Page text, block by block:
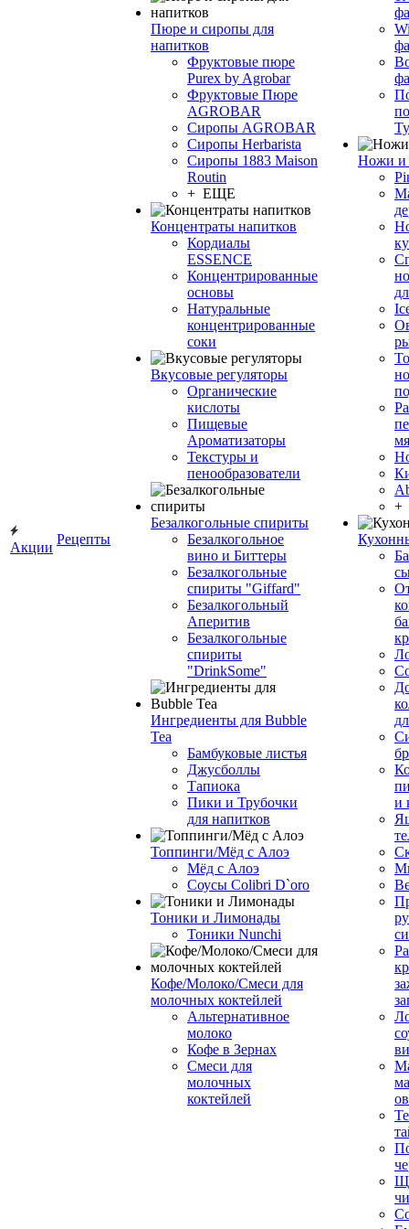
Акции
Рецепты
Пюре и сиропы для
напитков
Фруктовые пюре
Purex by Agrobar
Фруктовые Пюре
AGROBAR
Сиропы AGROBAR
Сиропы Herbarista
Сиропы 1883 Maison
Routin
+ ЕЩЕ
Концентраты напитков
Кордиалы
ESSENCE
Концентрированные
основы
Натуральные
концентрированные
соки
Вкусовые регуляторы
Органические
кислоты
Пищевые
Ароматизаторы
Текстуры и
пенообразователи
Безалкогольные спириты
Безалкогольное
вино и Биттеры
Безалкогольные
спириты "Giffard"
Безалкогольный
Аперитив
Безалкогольные
спириты
"DrinkSome"
Ингредиенты для Bubble
Tea
Бамбуковые листья
Джусболлы
Тапиока
Пики и Трубочки
для напитков
Топпинги/Мёд с Алоэ
Мёд с Алоэ
Соусы Colibri D`oro
Тоники и Лимонады
Тоники Nunchi
Кофе/Молоко/Смеси для
молочных коктейлей
Альтернативное
молоко
Кофе в Зернах
Смеси для
молочных
коктейлей
Ножи и
+
и